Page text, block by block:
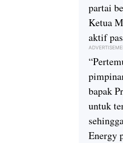
partai
Ketua
aktif
bapak
untuk
Energy